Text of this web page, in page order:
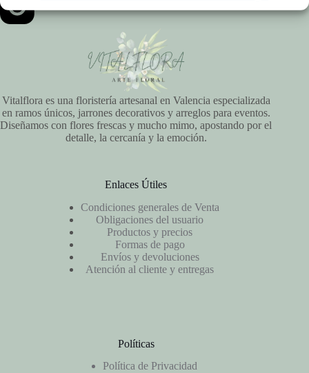
Vitalflora es una floristería artesanal en Valencia especializada
en ramos únicos, jarrones decorativos y arreglos para eventos.
Diseñamos con flores frescas y mucho mimo, apostando por el
detalle, la cercanía y la emoción.
Enlaces Útiles
Condiciones generales de Venta
Obligaciones del usuario
Productos y precios
Formas de pago
Envíos y devoluciones
Atención al cliente y entregas
Políticas
Política de Privacidad